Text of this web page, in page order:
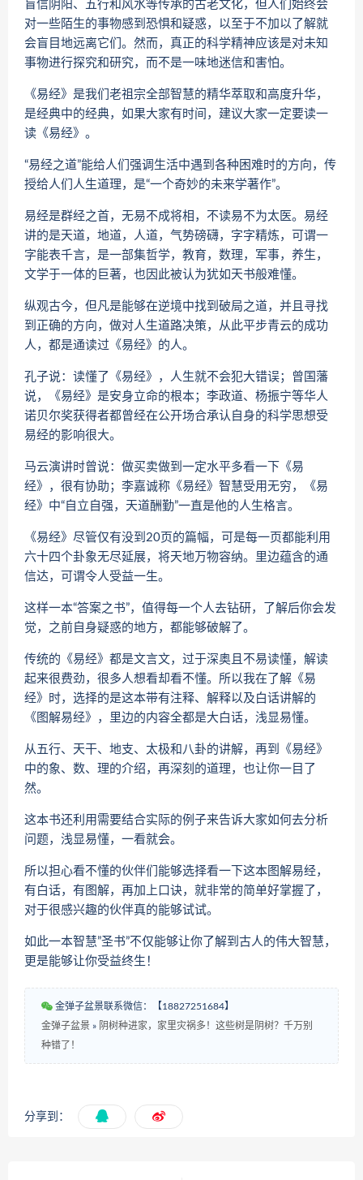
盲信阴阳、五行和风水等传承的古老文化，但人们始终会
对一些陌生的事物感到恐惧和疑惑，以至于不加以了解就
会盲目地远离它们。然而，真正的科学精神应该是对未知
事物进行探究和研究，而不是一味地迷信和害怕。
《易经》是我们老祖宗全部智慧的精华萃取和高度升华，
是经典中的经典，如果大家有时间，建议大家一定要读一
读《易经》。
“易经之道”能给人们强调生活中遇到各种困难时的方向，传
授给人们人生道理，是“一个奇妙的未来学著作”。
易经是群经之首，无易不成将相，不读易不为太医。易经
讲的是天道，地道，人道，气势磅礴，字字精炼，可谓一
字能表千言，是一部集哲学，教育，数理，军事，养生，
文学于一体的巨著，也因此被认为犹如天书般难懂。
纵观古今，但凡是能够在逆境中找到破局之道，并且寻找
到正确的方向，做对人生道路决策，从此平步青云的成功
人，都是通读过《易经》的人。
孔子说：读懂了《易经》，人生就不会犯大错误；曾国藩
说，《易经》是安身立命的根本；李政道、杨振宁等华人
诺贝尔奖获得者都曾经在公开场合承认自身的科学思想受
易经的影响很大。
马云演讲时曾说：做买卖做到一定水平多看一下《易
经》，很有协助；李嘉诚称《易经》智慧受用无穷，《易
经》中“自立自强，天道酬勤”一直是他的人生格言。
《易经》尽管仅有没到20页的篇幅，可是每一页都能利用
六十四个卦象无尽延展，将天地万物容纳。里边蕴含的通
信达，可谓令人受益一生。
这样一本“答案之书”，值得每一个人去钻研，了解后你会发
觉，之前自身疑惑的地方，都能够破解了。
传统的《易经》都是文言文，过于深奥且不易读懂，解读
起来很费劲，很多人想看却看不懂。所以我在了解《易
经》时，选择的是这本带有注释、解释以及白话讲解的
《图解易经》，里边的内容全都是大白话，浅显易懂。
从五行、天干、地支、太极和八卦的讲解，再到《易经》
中的象、数、理的介绍，再深刻的道理，也让你一目了
然。
这本书还利用需要结合实际的例子来告诉大家如何去分析
问题，浅显易懂，一看就会。
所以担心看不懂的伙伴们能够选择看一下这本图解易经，
有白话，有图解，再加上口诀，就非常的简单好掌握了，
对于很感兴趣的伙伴真的能够试试。
如此一本智慧”圣书”不仅能够让你了解到古人的伟大智慧，
更是能够让你受益终生！
金弹子盆景联系微信：【18827251684】
金弹子盆景 » 阴树种进家，家里灾祸多！这些树是阴树？千万别
种错了！
分享到：